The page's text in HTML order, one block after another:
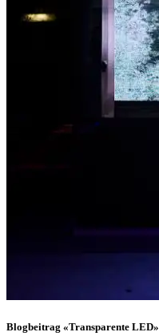
Blogbeitrag «Transparente LED»